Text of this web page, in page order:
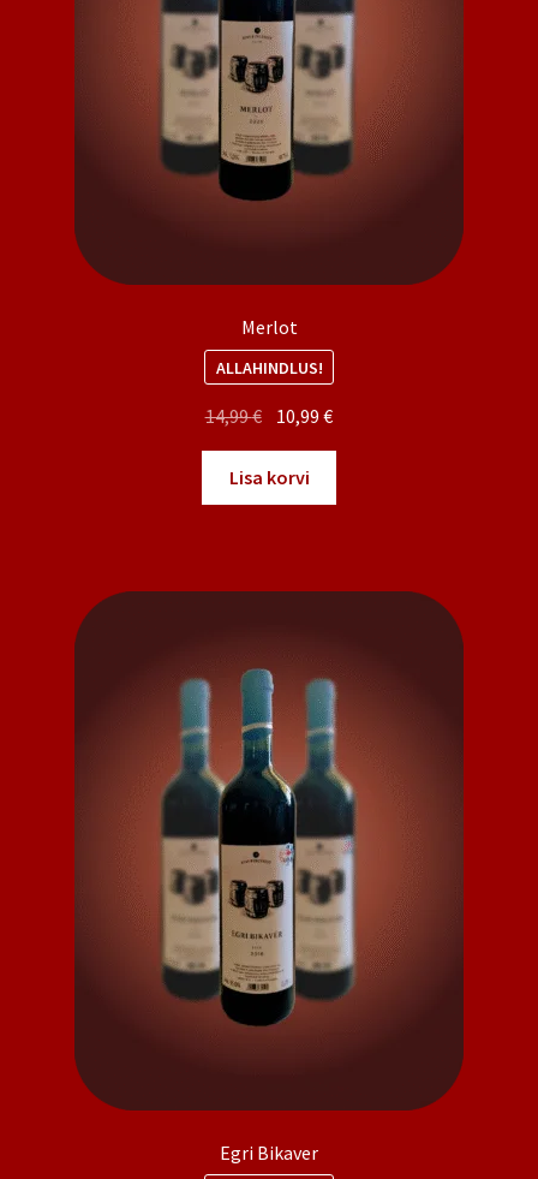
Merlot
ALLAHINDLUS!
14,99€ Algne
hind
oli:
14,99 €.
10,99€Praegune
hind
10,99 €.
Lisa korvi
Egri Bikaver